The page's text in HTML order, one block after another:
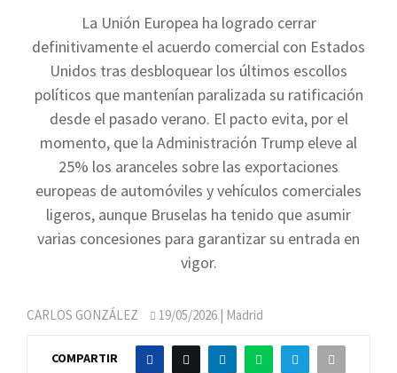
La Unión Europea ha logrado cerrar
definitivamente el acuerdo comercial con Estados
Unidos tras desbloquear los últimos escollos
políticos que mantenían paralizada su ratificación
desde el pasado verano. El pacto evita, por el
momento, que la Administración Trump eleve al
25% los aranceles sobre las exportaciones
europeas de automóviles y vehículos comerciales
ligeros, aunque Bruselas ha tenido que asumir
varias concesiones para garantizar su entrada en
vigor.
CARLOS GONZÁLEZ 19/05/2026 | Madrid
COMPARTIR